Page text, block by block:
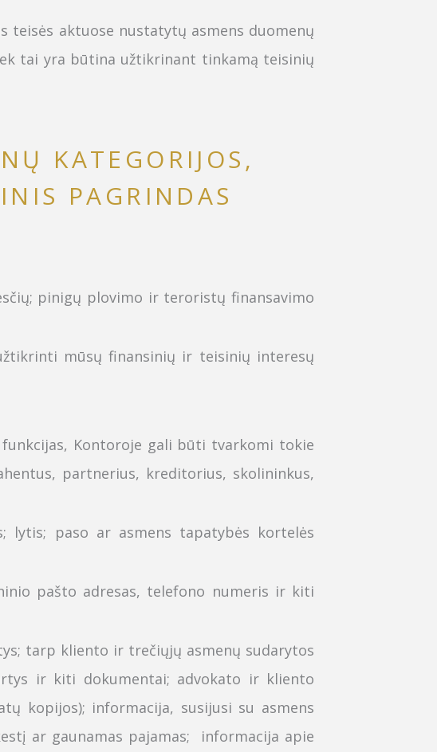
teisės aktuose nustatytų asmens duomenų
tai yra būtina užtikrinant tinkamą teisinių
KATEGORIJOS,
PAGRINDAS
pinigų plovimo ir teroristų finansavimo
mūsų finansinių ir teisinių interesų
Kontoroje gali būti tvarkomi tokie
partnerius, kreditorius, skolininkus,
lytis; paso ar asmens tapatybės kortelės
pašto adresas, telefono numeris ir kiti
tarp kliento ir trečiųjų asmenų sudarytos
ir kiti dokumentai; advokato ir kliento
kopijos); informacija, susijusi su asmens
ar gaunamas pajamas; informacija apie